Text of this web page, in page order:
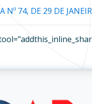
Nº 74, DE 29 DE